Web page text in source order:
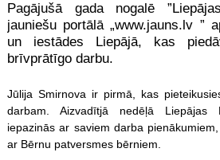
Pagājušā gada nogalē
jauniešu portālā „www.jauns.lv ”
un iestādes Liepājā, kas
brīvprātīgo darbu.
Jūlija Smirnova ir pirmā, kas
darbam. Aizvadītjā nedēļā Liepājas
iepazinās ar saviem darba
ar Bērnu patversmes bērniem.